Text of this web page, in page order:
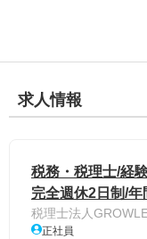
求人情報
税務・税理士/経
完全週休2日制/
税理士法人
正社員